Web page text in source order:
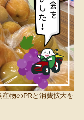
物のPRと消費拡大を